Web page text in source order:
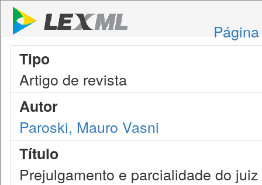
Tipo
Artigo de revista
Autor
Paroski, Mauro Vasni
Título
Prejulgamento e parcialidade do juiz